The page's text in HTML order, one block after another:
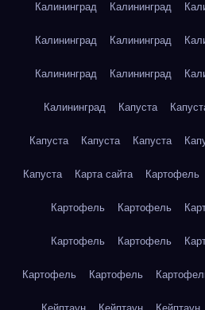
Калининград Калининград
Калининград Калининград
Калининград Калининград
Калининград Капуста
Капуста Капуста Капуста
Капуста Карта сайта Картофель
Картофель Картофель
Картофель Картофель
Картофель Картофель